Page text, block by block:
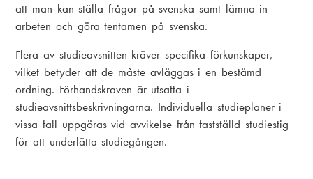
att man kan ställa frågor på svenska samt lämna in
arbeten och göra tentamen på svenska.
Flera av studieavsnitten kräver specifika förkunskaper,
vilket betyder att de måste avläggas i en bestämd
ordning. Förhandskraven är utsatta i
studieavsnittsbeskrivningarna. Individuella studieplaner i
vissa fall uppgöras vid avvikelse från fastställd studiestig
för att underlätta studiegången.